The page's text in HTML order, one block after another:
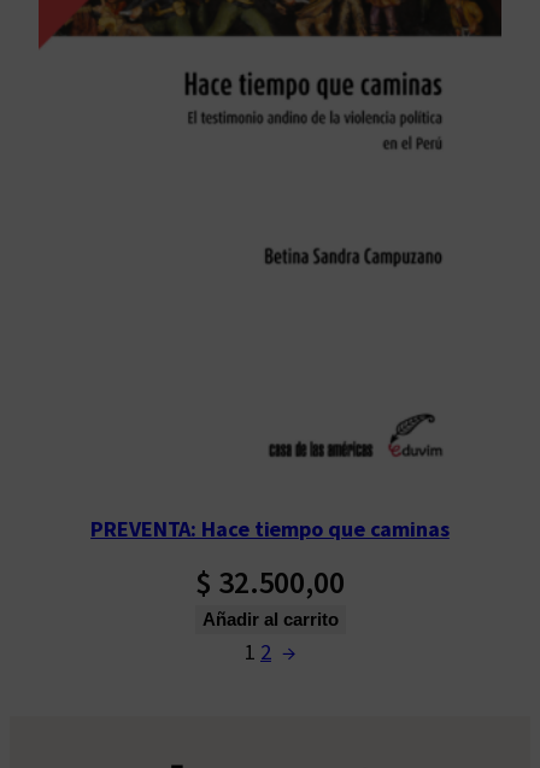
PREVENTA: Hace tiempo que caminas
$ 32.500,00
Añadir al carrito
1 2 →